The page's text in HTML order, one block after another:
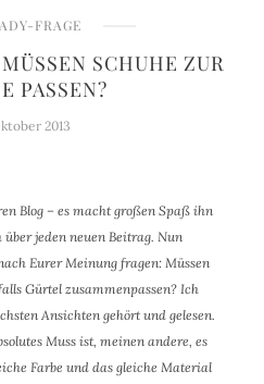
FRAGE
SCHUHE ZUR
PASSEN?
2013
Blog – es macht großen Spaß ihn
jeden neuen Beitrag. Nun
Eurer Meinung fragen: Müssen
Gürtel zusammenpassen? Ich
Ansichten gehört und gelesen.
Muss ist, meinen andere, es
Farbe und das gleiche Material